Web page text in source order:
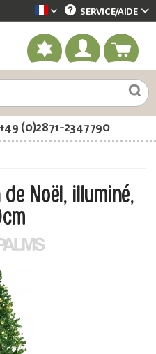
Dekotopia französisch
SERVICE/AIDE
+49 (0)2871-2347790
de Noël, illuminé,